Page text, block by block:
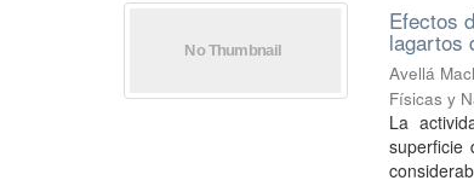
Efectos
lagartos
Avellá
Físicas y
La
superficie